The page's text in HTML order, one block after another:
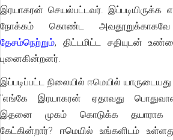
இரயாகரன் செயல்பட்டவர். இப்படியிருக்க
நோக்கம் கொண்ட
தேசம்நெற்றும், திட்டமிட்ட சதியுடன்
புனைகின்றனர்.
இப்படிப்பட்ட நிலையில் ஈமெயில்
"எங்கே இரயாகரன் ஏதாவது
இதனை முகம் கொடுக்க தயாராக
கேட்கின்றார்? ஈமெயில் உங்களிடம்